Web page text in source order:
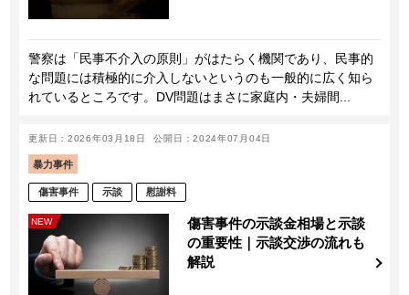
警察は「民事不介入の原則」がはたらく機関であり、民事的
な問題には積極的に介入しないというのも一般的に広く知ら
れているところです。DV問題はまさに家庭内・夫婦間...
更新日：2026年03月18日 公開日：2024年07月04日
暴力事件
傷害事件 示談 慰謝料
NEW
傷害事件の示談金相場と示談
の重要性｜示談交渉の流れも
解説